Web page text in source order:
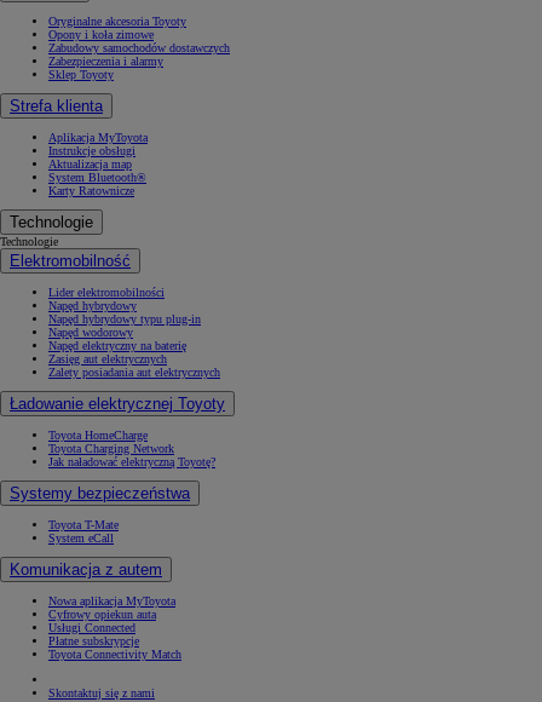
Oryginalne akcesoria Toyoty
Opony i koła zimowe
Zabudowy samochodów dostawczych
Zabezpieczenia i alarmy
Sklep Toyoty
Strefa klienta
Aplikacja MyToyota
Instrukcje obsługi
Aktualizacja map
System Bluetooth®
Karty Ratownicze
Technologie
Technologie
Elektromobilność
Lider elektromobilności
Napęd hybrydowy
Napęd hybrydowy typu plug-in
Napęd wodorowy
Napęd elektryczny na baterię
Zasięg aut elektrycznych
Zalety posiadania aut elektrycznych
Ładowanie elektrycznej Toyoty
Toyota HomeCharge
Toyota Charging Network
Jak naładować elektryczną Toyotę?
Systemy bezpieczeństwa
Toyota T-Mate
System eCall
Komunikacja z autem
Nowa aplikacja MyToyota
Cyfrowy opiekun auta
Usługi Connected
Płatne subskrypcje
Toyota Connectivity Match
Skontaktuj się z nami